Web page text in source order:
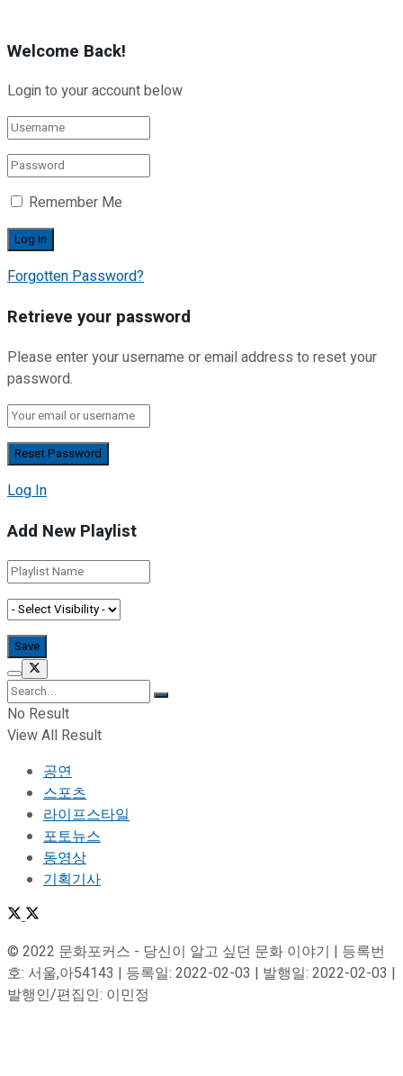
Welcome Back!
Login to your account below
Remember Me
Forgotten Password?
Retrieve your password
Please enter your username or email address to reset your
password.
Log In
Add New Playlist
No Result
View All Result
공연
스포츠
라이프스타일
포토뉴스
동영상
기획기사
© 2022 문화포커스 - 당신이 알고 싶던 문화 이야기 | 등록번
호: 서울,아54143 | 등록일: 2022-02-03 | 발행일: 2022-02-03 |
발행인/편집인: 이민정